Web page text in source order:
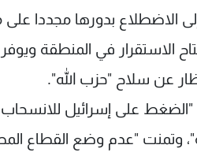
الاضطلاع بدورها مجددا
الاستقرار في المنطقة
إلى "الضغط على إسرائيل
"عدم وضع القطاع